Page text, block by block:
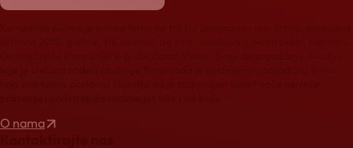
O nama